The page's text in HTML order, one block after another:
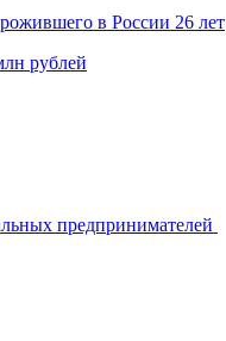
в России 26 лет
рублей
предпринимателей